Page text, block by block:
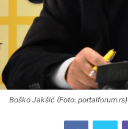
Boško Jakšić (Foto: portalforum.rs)